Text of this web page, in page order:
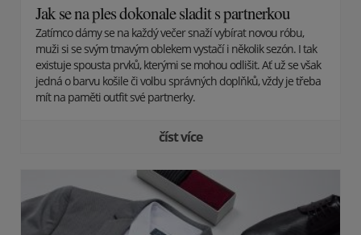
Jak se na ples dokonale sladit s partnerkou
Zatímco dámy se na každý večer snaží vybírat novou róbu,
muži si se svým tmavým oblekem vystačí i několik sezón. I tak
existuje spousta prvků, kterými se mohou odlišit. Ať už se však
jedná o barvu košile či volbu správných doplňků, vždy je třeba
mít na paměti outfit své partnerky.
číst více